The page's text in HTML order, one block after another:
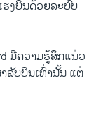
ງບິນ​ດ້ວຍ​ລະບົບ​
ມີ​ຄວາມ​ຮູ້ສຶກ​ແນ່​ວ​
ລັບບິນເທົ່ານັ້ນ ​ແຕ່​